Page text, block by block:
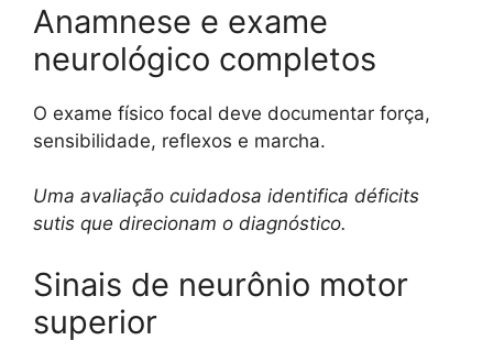
Anamnese e exame
neurológico completos
O exame físico focal deve documentar força,
sensibilidade, reflexos e marcha.
Uma avaliação cuidadosa identifica déficits
sutis que direcionam o diagnóstico.
Sinais de neurônio motor
superior